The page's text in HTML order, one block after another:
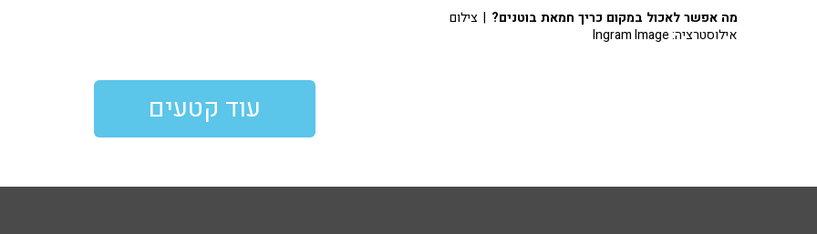
מה אפשר לאכול במקום כריך חמאת בוטנים? | צילום
אילוסטרציה: Ingram Image
עוד קטעים